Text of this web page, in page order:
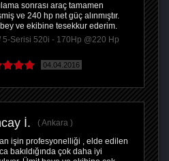
sonrası araç tamamen
ve 240 hp net güç alınmıştır.
ve ekibine tesekkur ederim.
5-Serisi 520i - 170Hp @220 Hp
04.04.2016
İ.
Ankara
işin profesyonelliği , elde edilen
bakıldığında çok daha iyi